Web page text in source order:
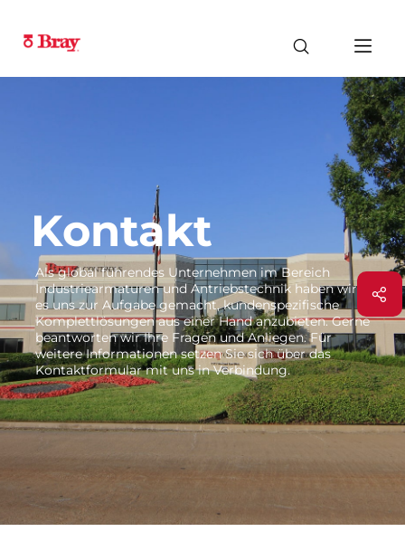
Kontakt
Als global führendes Unternehmen im Bereich
Industriearmaturen und Antriebstechnik haben wir
es uns zur Aufgabe gemacht, kundenspezifische
Komplettlösungen aus einer Hand anzubieten. Gerne
beantworten wir Ihre Fragen und Anliegen. Für
weitere Informationen setzen Sie sich über das
Kontaktformular mit uns in Verbindung.